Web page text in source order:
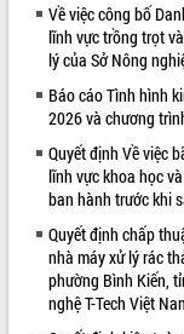
VIDEO
Về việc công bố
lĩnh vực trồng trọt
lý của Sở Nông
Báo cáo Tình hình
2026 và chương
Quyết định Về việc
lĩnh vực khoa học
ban hành trước khi
Quyết định chấp
nhà máy xử lý rác
phường Bình Kiến,
nghệ T-Tech Việt